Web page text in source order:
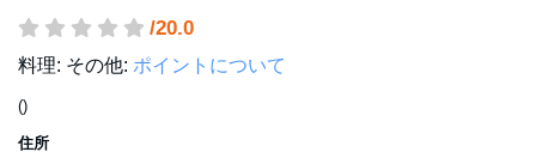
/20.0
料理: その他: ポイントについて
()
住所